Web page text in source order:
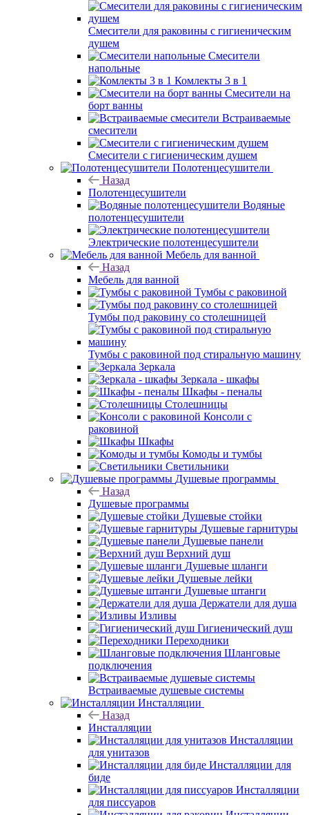
Смесители для раковины с гигиеническим
душем
Смесители
напольные
Комлекты 3 в 1
Смесители на
борт ванны
Встраиваемые
смесители
Смесители с гигиеническим душем
Полотенцесушители
Назад
Полотенцесушители
Водяные
полотенцесушители
Электрические полотенцесушители
Мебель для ванной
Назад
Мебель для ванной
Тумбы с раковиной
Тумбы под раковину со столешницей
Тумбы с раковиной под стиральную машину
Зеркала
Зеркала - шкафы
Шкафы - пеналы
Столешницы
Консоли с
раковиной
Шкафы
Комоды и тумбы
Светильники
Душевые программы
Назад
Душевые программы
Душевые стойки
Душевые гарнитуры
Душевые панели
Верхний душ
Душевые шланги
Душевые лейки
Душевые штанги
Держатели для душа
Изливы
Гигиенический душ
Переходники
Шланговые
подключения
Встраиваемые душевые системы
Инсталляции
Назад
Инсталляции
Инсталляции
для унитазов
Инсталляции для
биде
Инсталляции
для писсуаров